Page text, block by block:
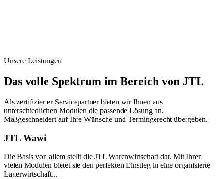
Unsere Leistungen
Das volle Spektrum im Bereich von JTL
Als zertifizierter Servicepartner bieten wir Ihnen aus
unterschiedlichen Modulen die passende Lösung an.
Maßgeschneidert auf Ihre Wünsche und Termingerecht übergeben.
JTL Wawi
Die Basis von allem stellt die JTL Warenwirtschaft dar. Mit Ihren
vielen Modulen bietet sie den perfekten Einstieg in eine organisierte
Lagerwirtschaft...